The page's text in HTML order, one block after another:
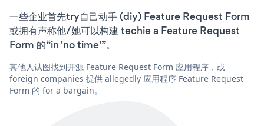
一些企业首先try自己动手 (diy) Feature Request Form
或拥有声称他/她可以构建 techie a Feature Request
Form 的“in 'no time'”。
其他人试图找到开源 Feature Request Form 应用程序，或
foreign companies 提供 allegedly 应用程序 Feature Request
Form 的 for a bargain。